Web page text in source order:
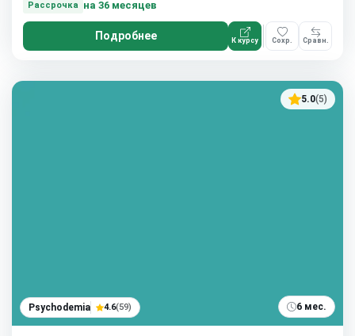
Рассрочка на 36 месяцев
Подробнее К курсу Сохр. Сравн.
5.0(5)
Psychodemia 4.6(59) 6 мес.